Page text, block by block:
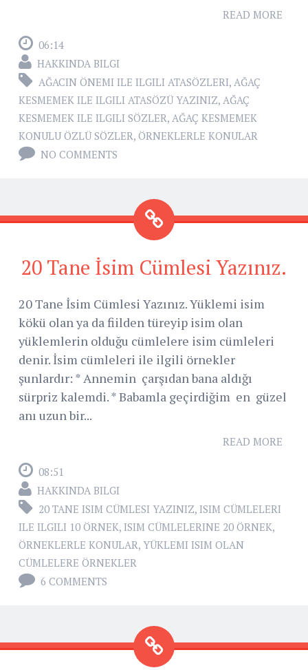
READ MORE
06:14
HAKKINDA BILGI
AĞACIN ÖNEMI ILE ILGILI ATASÖZLERI, AĞAÇ
KESMEMEK ILE ILGILI ATASÖZÜ YAZINIZ, AĞAÇ
KESMEMEK ILE ILGILI SÖZLER, AĞAÇ KESMEMEK
KONULU ÖZLÜ SÖZLER, ÖRNEKLERLE KONULAR
NO COMMENTS
20 Tane İsim Cümlesi Yazınız.
20 Tane İsim Cümlesi Yazınız. Yüklemi isim
kökü olan ya da fiilden türeyip isim olan
yüklemlerin olduğu cümlelere isim cümleleri
denir. İsim cümleleri ile ilgili örnekler
şunlardır: * Annemin çarşıdan bana aldığı
sürpriz kalemdi. * Babamla geçirdiğim en güzel
anı uzun bir...
READ MORE
08:51
HAKKINDA BILGI
20 TANE ISIM CÜMLESI YAZINIZ, ISIM CÜMLELERI
ILE ILGILI 10 ÖRNEK, ISIM CÜMLELERINE 20 ÖRNEK,
ÖRNEKLERLE KONULAR, YÜKLEMI ISIM OLAN
CÜMLELERE ÖRNEKLER
6 COMMENTS